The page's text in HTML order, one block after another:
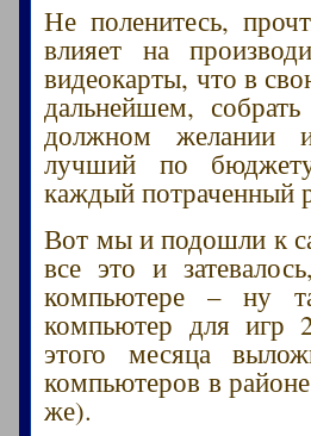
Не поленитесь,
влияет на
видеокарты, что в
дальнейшем,
должном желании
лучший по
каждый потраченный
Вот мы и подошли к
все это и
компьютере – ну
компьютер для игр
этого месяца
компьютеров в
же).